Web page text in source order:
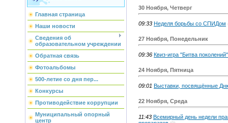
Главная страница
Наши новости
Сведения об
образовательном учреждении
Обратная связь
Фотоальбомы
500-летие со дня пер...
Конкурсы
Противодействие коррупции
Муниципальный опорный
центр
30 Ноября, Четверг
09:33 Неделя борьбы со СПИДом
27 Ноября, Понедельник
09:36 Квиз-игра "Битва поколений"
24 Ноября, Пятница
09:01 Выставки, посвящённые
22 Ноября, Среда
11:43 Всемирный день недели